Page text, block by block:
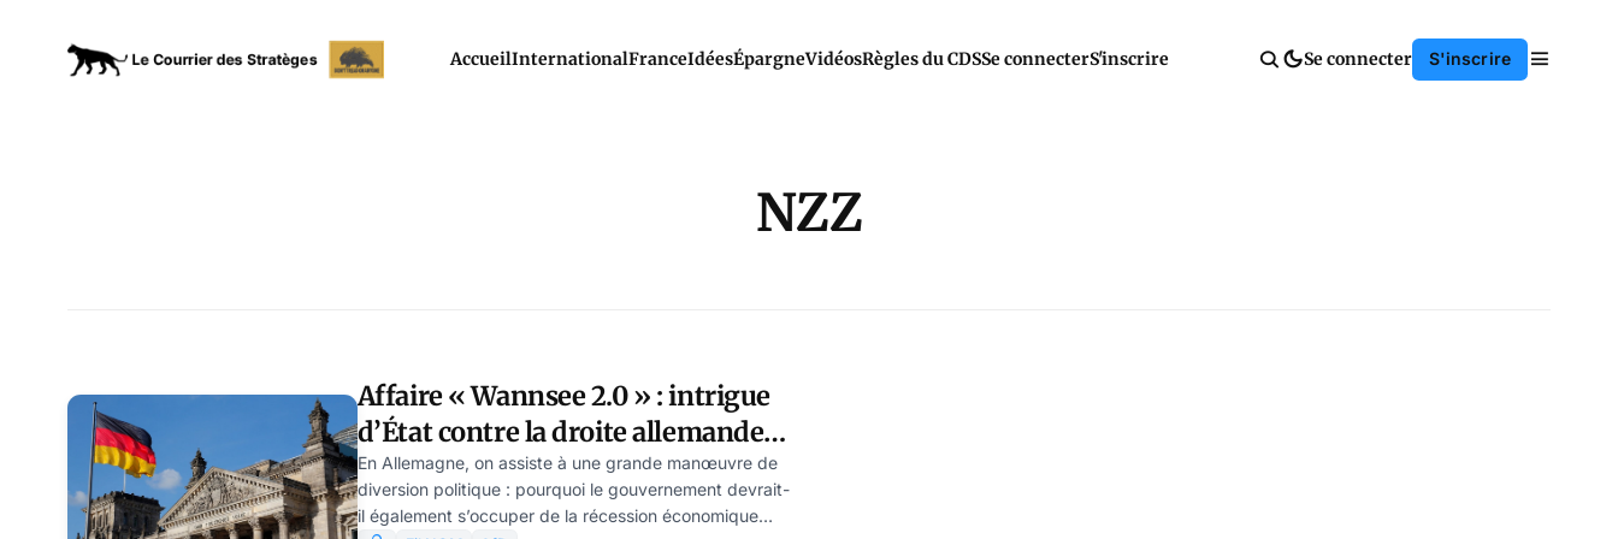
AccueilInternationalFranceIdéesÉpargneVidéosRègles du CDSSe connecterS'inscrire Se connecter S'inscrire
NZZ
Affaire « Wannsee 2.0 » : intrigue
d’État contre la droite allemande,
par Ulrike Reisner
En Allemagne, on assiste à une grande manœuvre de
diversion politique : pourquoi le gouvernement devrait-
il également s’occuper de la récession économique